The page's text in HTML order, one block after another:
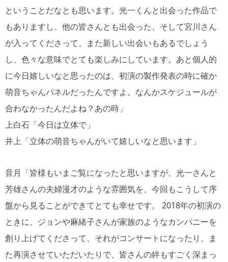
ということだなとも思います。光一くんと出会った作品で
もありますし、他の皆さんとも出会った、そして宮川さん
が入ってくださって、また新しい出会いもあるでしょう
し、色々な意味でとても楽しみにしています。あと個人的
に今日嬉しいなと思ったのは、初演の製作発表の時に確か
萌音ちゃんパネルだったんですよ。なんかスケジュールが
合わなかったんだよね？あの時」
上白石「今日は立体で」
井上「立体の萌音ちゃんがいて嬉しいなと思います」
音月「皆様もいまご覧になったと思いますが、光一さんと
芳雄さんの夫婦漫才のような雰囲気を、今回もこうして序
盤から見ることができてとても幸せです。 2018年の初演の
ときに、ジョンや麻緒子さんが家族のようなカンパニーを
創り上げてくださって、それがコンサートになったり、ま
た再演させていただいたりで、皆さんの絆もすごく深まっ